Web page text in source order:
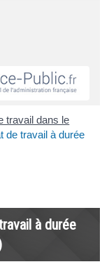
travail dans le
de travail à durée
à durée